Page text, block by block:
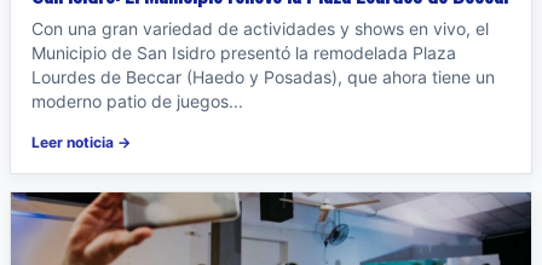
Con una gran variedad de actividades y shows en vivo, el
Municipio de San Isidro presentó la remodelada Plaza
Lourdes de Beccar (Haedo y Posadas), que ahora tiene un
moderno patio de juegos...
Leer noticia →